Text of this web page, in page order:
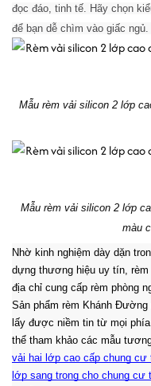
đọc đáo, tinh tế. Hãy chọn
để bạn dễ chìm vào giấc ngủ.
Mẫu rèm vải silicon 2 lớp
Mẫu rèm vải silicon 2 lớp
màu
Nhờ kinh nghiệm dày dặn
dựng thương hiệu uy tín,
địa chỉ cung cấp rèm phòng
Sản phẩm rèm Khánh Đường
lấy được niềm tin từ mọi
thể tham khảo các mẫu
vải hai lớp cao cấp chung cư
lớp sang trọng cho chung cư